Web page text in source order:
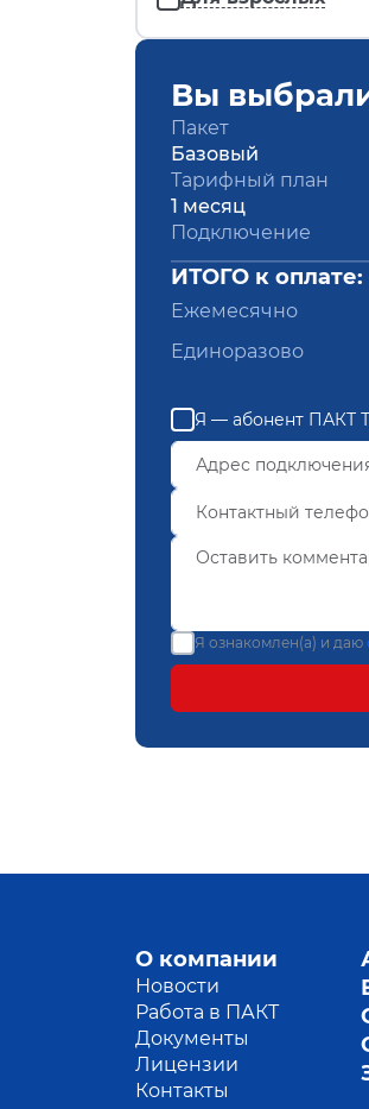
Вы
Пакет
Базовый
Тарифный план
1 месяц
Подключение
ИТОГО к оплате:
Ежемесячно
Единоразово
Я — абонент ПАКТ
Я ознакомлен(а) и даю
О компании
Новости
Работа в ПАКТ
Документы
Лицензии
Контакты